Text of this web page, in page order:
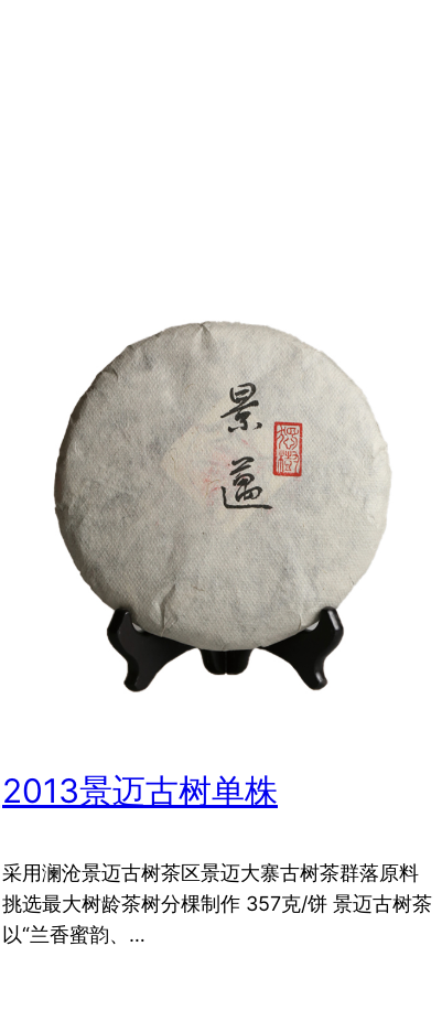
2013景迈古树单株
采用澜沧景迈古树茶区景迈大寨古树茶群落原料
挑选最大树龄茶树分棵制作 357克/饼 景迈古树茶
以​“兰香蜜韵、…